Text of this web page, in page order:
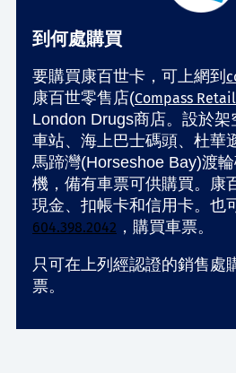
到何處購買
要購買康百世卡，可上網到
康百世零售店(Compass
London Drugs商店。設於
車站、海上巴士碼頭、杜華
馬蹄灣(Horseshoe Bay)渡
機，備有車票可供購買。康
現金、扣帳卡和信用卡。也
604.398.2042 ，購買車票。
只可在上列經認證的銷售處
票。